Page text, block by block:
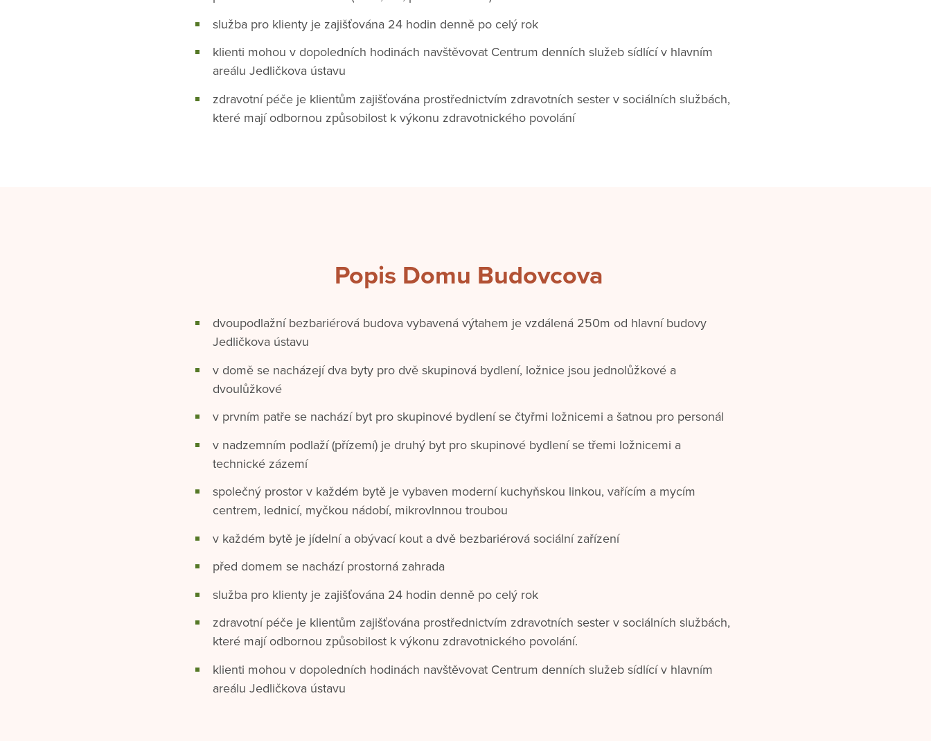
služba pro klienty je zajišťována 24 hodin denně po celý rok
klienti mohou v dopoledních hodinách navštěvovat Centrum denních služeb sídlící v hlavním
areálu Jedličkova ústavu
zdravotní péče je klientům zajišťována prostřednictvím zdravotních sester v sociálních službách,
které mají odbornou způsobilost k výkonu zdravotnického povolání
Popis Domu Budovcova
dvoupodlažní bezbariérová budova vybavená výtahem je vzdálená 250m od hlavní budovy
Jedličkova ústavu
v domě se nacházejí dva byty pro dvě skupinová bydlení, ložnice jsou jednolůžkové a
dvoulůžkové
v prvním patře se nachází byt pro skupinové bydlení se čtyřmi ložnicemi a šatnou pro personál
v nadzemním podlaží (přízemí) je druhý byt pro skupinové bydlení se třemi ložnicemi a
technické zázemí
společný prostor v každém bytě je vybaven moderní kuchyňskou linkou, vařícím a mycím
centrem, lednicí, myčkou nádobí, mikrovlnnou troubou
v každém bytě je jídelní a obývací kout a dvě bezbariérová sociální zařízení
před domem se nachází prostorná zahrada
služba pro klienty je zajišťována 24 hodin denně po celý rok
zdravotní péče je klientům zajišťována prostřednictvím zdravotních sester v sociálních službách,
které mají odbornou způsobilost k výkonu zdravotnického povolání.
klienti mohou v dopoledních hodinách navštěvovat Centrum denních služeb sídlící v hlavním
areálu Jedličkova ústavu